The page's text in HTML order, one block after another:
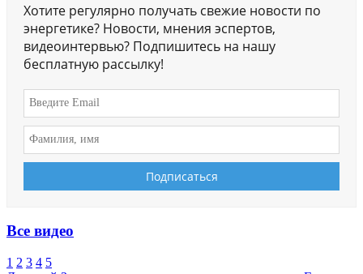
Хотите регулярно получать свежие новости по
энергетике? Новости, мнения эспертов,
видеоинтервью? Подпишитесь на нашу
бесплатную рассылку!
Все видео
1 2 3 4 5